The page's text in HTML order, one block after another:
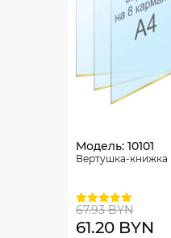
Модель: 10101
Вертушка-книжка
67.93 BYN
61.20 BYN